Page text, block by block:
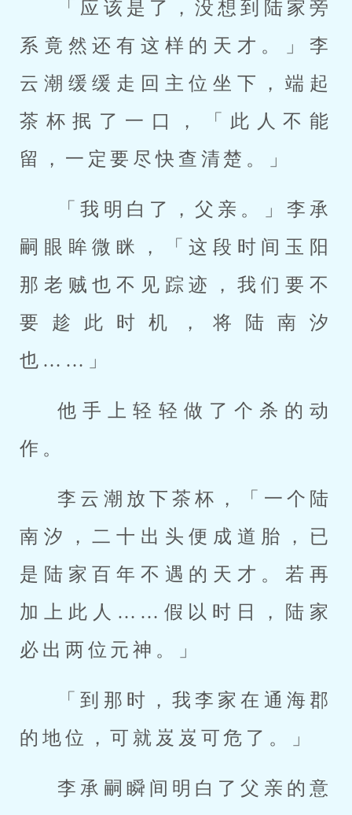
「应该是了，没想到陆家旁
系竟然还有这样的天才。」李
云潮缓缓走回主位坐下，端起
茶杯抿了一口，「此人不能
留，一定要尽快查清楚。」
「我明白了，父亲。」李承
嗣眼眸微眯，「这段时间玉阳
那老贼也不见踪迹，我们要不
要趁此时机，将陆南汐
也……」
他手上轻轻做了个杀的动
作。
李云潮放下茶杯，「一个陆
南汐，二十出头便成道胎，已
是陆家百年不遇的天才。若再
加上此人……假以时日，陆家
必出两位元神。」
「到那时，我李家在通海郡
的地位，可就岌岌可危了。」
李承嗣瞬间明白了父亲的意